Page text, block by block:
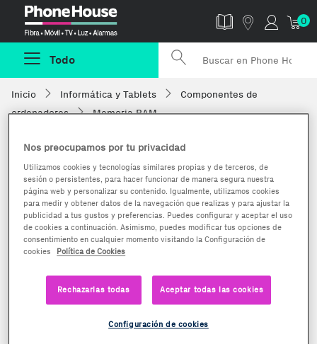
0
Todo
Inicio Informática y Tablets
Componentes de
ordenadores
Memoria RAM
Nos preocupamos por tu privacidad
Utilizamos cookies y tecnologías similares propias y de terceros, de
sesión o persistentes, para hacer funcionar de manera segura nuestra
página web y personalizar su contenido. Igualmente, utilizamos cookies
para medir y obtener datos de la navegación que realizas y para ajustar la
publicidad a tus gustos y preferencias. Puedes configurar y aceptar el uso
de cookies a continuación. Asimismo, puedes modificar tus opciones de
consentimiento en cualquier momento visitando la Configuración de
cookies
Política de Cookies
Rechazarlas todas Aceptar todas las cookies
Configuración de cookies